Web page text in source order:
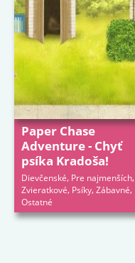
Paper Chase
Adventure - Chyť
psíka Kradoša!
Dievčenské, Pre najmenších,
Zvieratkové, Psíky,Zábavné,
Ostatné